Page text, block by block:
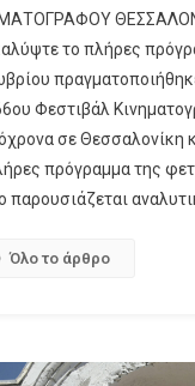
το πλήρες
Φεστιβάλ
σε Θεσσαλονίκη
πρόγραμμα της
παρουσιάζεται
Όλο το άρθρο